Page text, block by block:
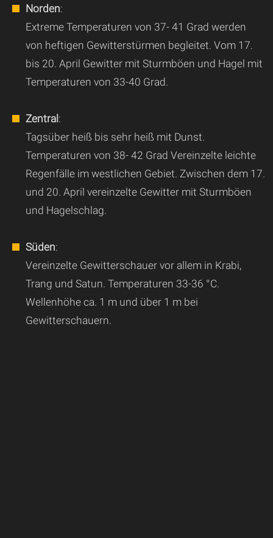
Norden:
Extreme Temperaturen von 37- 41 Grad werden
von heftigen Gewitterstürmen begleitet. Vom 17.
bis 20. April Gewitter mit Sturmböen und Hagel mit
Temperaturen von 33-40 Grad.
Zentral:
Tagsüber heiß bis sehr heiß mit Dunst.
Temperaturen von 38- 42 Grad Vereinzelte leichte
Regenfälle im westlichen Gebiet. Zwischen dem 17.
und 20. April vereinzelte Gewitter mit Sturmböen
und Hagelschlag.
Süden:
Vereinzelte Gewitterschauer vor allem in Krabi,
Trang und Satun. Temperaturen 33-36 °C.
Wellenhöhe ca. 1 m und über 1 m bei
Gewitterschauern.